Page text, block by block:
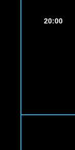
20:00